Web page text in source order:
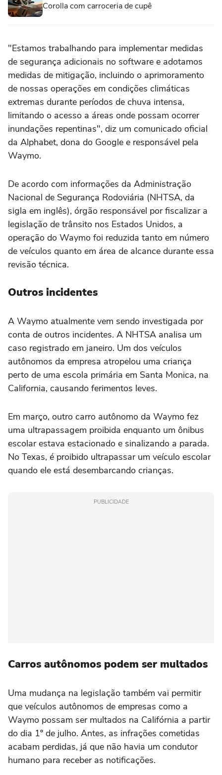
Corolla com carroceria de cupê
"Estamos trabalhando para implementar medidas
de segurança adicionais no software e adotamos
medidas de mitigação, incluindo o aprimoramento
de nossas operações em condições climáticas
extremas durante períodos de chuva intensa,
limitando o acesso a áreas onde possam ocorrer
inundações repentinas", diz um comunicado oficial
da Alphabet, dona do Google e responsável pela
Waymo.
De acordo com informações da Administração
Nacional de Segurança Rodoviária (NHTSA, da
sigla em inglês), órgão responsável por fiscalizar a
legislação de trânsito nos Estados Unidos, a
operação do Waymo foi reduzida tanto em número
de veículos quanto em área de alcance durante essa
revisão técnica.
Outros incidentes
A Waymo atualmente vem sendo investigada por
conta de outros incidentes. A NHTSA analisa um
caso registrado em janeiro. Um dos veículos
autônomos da empresa atropelou uma criança
perto de uma escola primária em Santa Monica, na
California, causando ferimentos leves.
Em março, outro carro autônomo da Waymo fez
uma ultrapassagem proibida enquanto um ônibus
escolar estava estacionado e sinalizando a parada.
No Texas, é proibido ultrapassar um veículo escolar
quando ele está desembarcando crianças.
PUBLICIDADE
Carros autônomos podem ser multados
Uma mudança na legislação também vai permitir
que veículos autônomos de empresas como a
Waymo possam ser multados na Califórnia a partir
do dia 1º de julho. Antes, as infrações cometidas
acabam perdidas, já que não havia um condutor
humano para receber as notificações.